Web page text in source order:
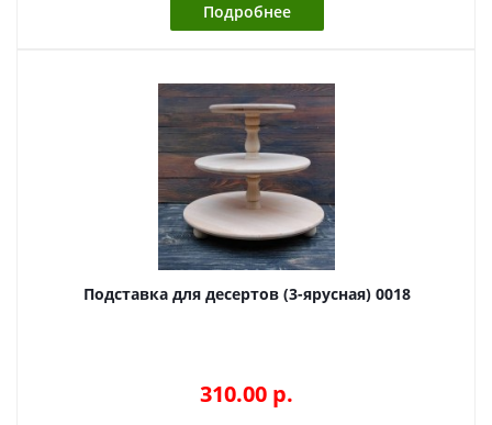
Подробнее
Подставка для десертов (3-ярусная) 0018
310.00 p.